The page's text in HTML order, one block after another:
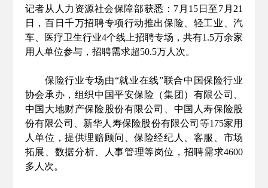
记者从人力资源社会保障部获悉：7月15日至7月21
日，百日千万招聘专项行动推出保险、轻工业、汽
车、医疗卫生行业4个线上招聘专场，共有1.5万余家
用人单位参与，招聘需求超50.5万人次。
保险行业专场由“就业在线”联合中国保险行业
协会承办，组织中国平安保险（集团）有限公司、
中国大地财产保险股份有限公司、中国人寿保险股
份有限公司、新华人寿保险股份有限公司等175家用
人单位，提供理赔顾问、保险经纪人、客服、市场
拓展、数据分析、人事管理等岗位，招聘需求4600
多人次。